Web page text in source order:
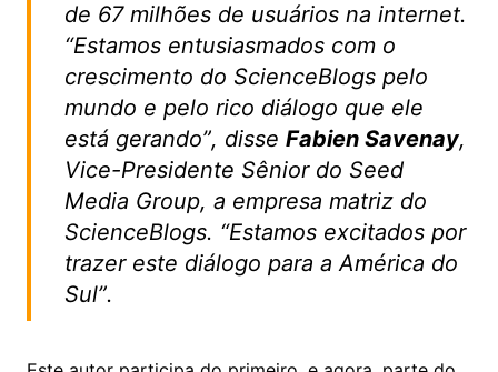
de 67 milhões de usuários na internet.
“Estamos entusiasmados com o
crescimento do ScienceBlogs pelo
mundo e pelo rico diálogo que ele
está gerando”, disse Fabien Savenay,
Vice-Presidente Sênior do Seed
Media Group, a empresa matriz do
ScienceBlogs. “Estamos excitados por
trazer este diálogo para a América do
Sul”.